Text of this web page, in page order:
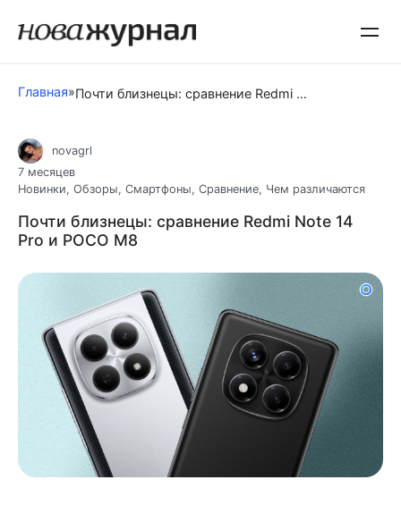
Главная» Почти близнецы: сравнение Redmi Note 14 Pro и POCO M8
novagrl
7 месяцев
Новинки, Обзоры, Смартфоны, Сравнение, Чем различаются
Почти близнецы: сравнение Redmi Note 14
Pro и POCO M8